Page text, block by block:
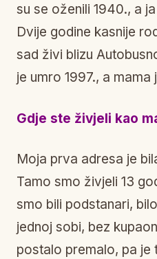
su se oženili 1940., a
Dvije godine kasnije
sad živi blizu
je umro 1997., a mama
Gdje ste živjeli kao
Moja prva adresa je
Tamo smo živjeli 13
smo bili podstanari,
jednoj sobi, bez
postalo premalo, pa je